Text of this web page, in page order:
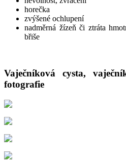
horečka
zvýšené ochlupení
nadměrná žízeň či ztráta
břiše
Vaječníková cysta,
fotografie